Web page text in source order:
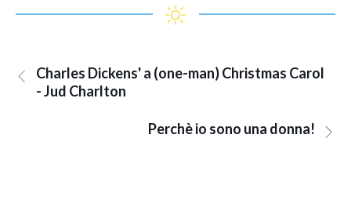
Charles Dickens' a (one-man) Christmas Carol
- Jud Charlton
Perchè io sono una donna!